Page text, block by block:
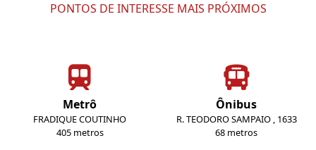
PONTOS DE INTERESSE MAIS PRÓXIMOS
Metrô
FRADIQUE COUTINHO
405 metros
Ônibus
R. TEODORO SAMPAIO , 1633
68 metros